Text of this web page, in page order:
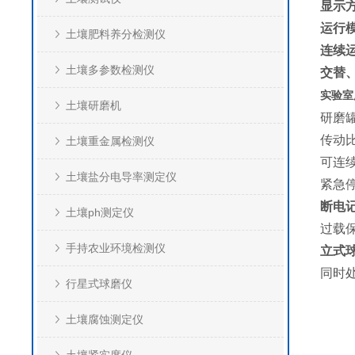
土壤肥料养分检测仪
土壤多参数检测仪
土壤研磨机
土壤重金属检测仪
土壤盐分电导率测定仪
土壤ph测定仪
手持农业环境检测仪
行星式球磨仪
土壤腐蚀测定仪
显示
运行
连续
交替
实验
研磨
传动
可连
紧急
断电
过载
立式
同时